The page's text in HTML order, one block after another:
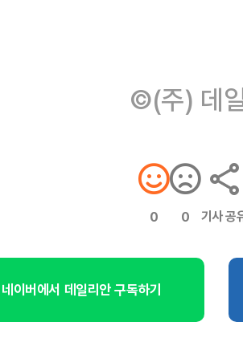
©(주) 데
0 0 기사 공
네이버에서 데일리안 구독하기